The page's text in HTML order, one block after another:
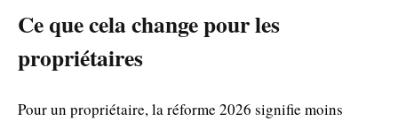
Ce que cela change pour les
propriétaires
Pour un propriétaire, la réforme 2026 signifie moins